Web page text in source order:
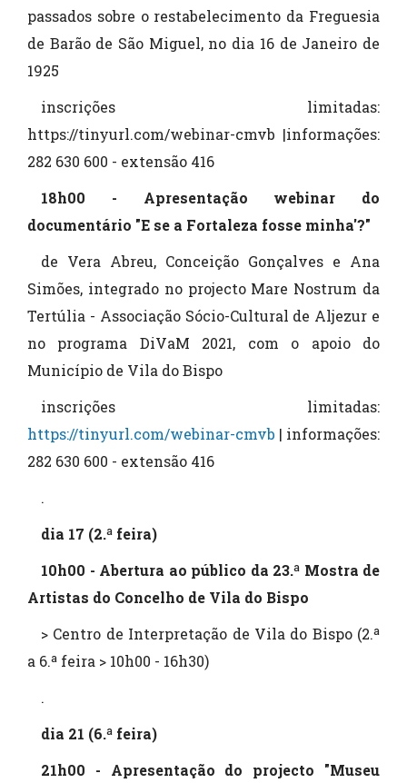
passados sobre o restabelecimento da Freguesia
de Barão de São Miguel, no dia 16 de Janeiro de
1925
inscrições limitadas:
https://tinyurl.com/webinar-cmvb |informações:
282 630 600 - extensão 416
18h00 - Apresentação webinar do
documentário "E se a Fortaleza fosse minha'?"
de Vera Abreu, Conceição Gonçalves e Ana
Simões, integrado no projecto Mare Nostrum da
Tertúlia - Associação Sócio-Cultural de Aljezur e
no programa DiVaM 2021, com o apoio do
Município de Vila do Bispo
inscrições limitadas:
https://tinyurl.com/webinar-cmvb | informações:
282 630 600 - extensão 416
.
dia 17 (2.ª feira)
10h00 - Abertura ao público da 23.ª Mostra de
Artistas do Concelho de Vila do Bispo
> Centro de Interpretação de Vila do Bispo (2.ª
a 6.ª feira > 10h00 - 16h30)
.
dia 21 (6.ª feira)
21h00 - Apresentação do projecto "Museu